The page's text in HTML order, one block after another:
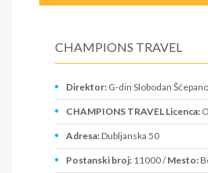
CHAMPIONS TRAVEL
Direktor: G-din Slobodan
CHAMPIONS TRAVEL Licenca:
Adresa: Dubljanska 50
Postanski broj: 11000 /Mesto: